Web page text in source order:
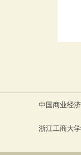
中国商业经
浙江工商大学